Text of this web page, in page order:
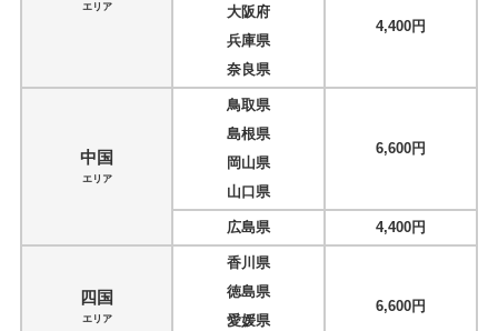
エリア
大阪府
兵庫県
奈良県
4,400円
中国
エリア
鳥取県
島根県
岡山県
山口県
6,600円
広島県 4,400円
四国
エリア
香川県
徳島県
愛媛県
6,600円